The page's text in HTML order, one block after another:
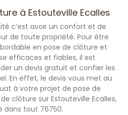
à Estouteville Ecalles
c’est avoir un confort et de
de toute propriété. Pour être
en pose de clôture et
efficaces et fiables, il est
un devis gratuit et confier les
En effet, le devis vous met au
à votre projet de pose de
clôture sur Estouteville Ecalles,
dans tout 76750.